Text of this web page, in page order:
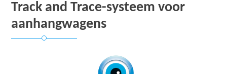
Track and Trace-systeem voor
aanhangwagens